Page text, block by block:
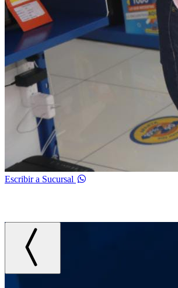
Escribir a Sucursal